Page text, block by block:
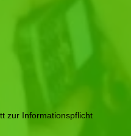
zur Informationspflicht